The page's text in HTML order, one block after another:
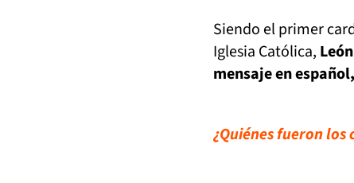
Siendo el primer
Iglesia Católica,
mensaje en español,
¿Quiénes fueron los